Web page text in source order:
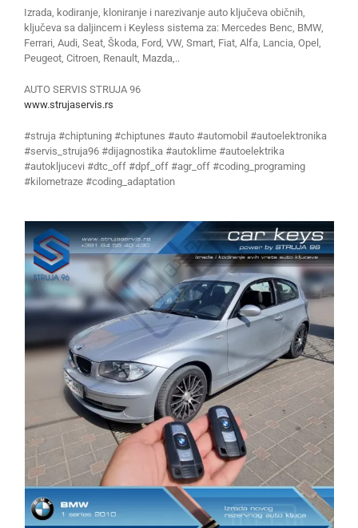
Izrada, kodiranje, kloniranje i narezivanje auto ključeva običnih,
ključeva sa daljincem i Keyless sistema za: Mercedes Benc, BMW,
Ferrari, Audi, Seat, Škoda, Ford, VW, Smart, Fiat, Alfa, Lancia, Opel,
Peugeot, Citroen, Renault, Mazda,..
AUTO SERVIS STRUJA 96
www.strujaservis.rs
#struja #chiptuning #chiptunes #auto #automobil #autoelektronika
#servis_struja96 #dijagnostika #autoklime #autoelektrika
#autokljucevi #dtc_off #dpf_off #agr_off #coding_programing
#kilometraze #coding_adaptation